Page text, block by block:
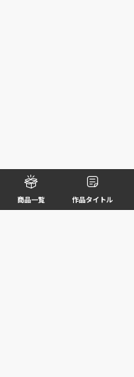
商品一覧 作品タイトル